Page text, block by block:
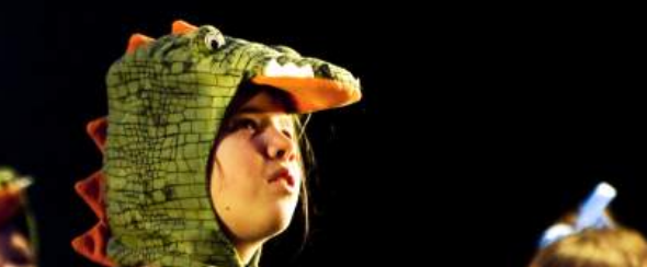
property: FusionBuilder::$post_card_data in
domains/zasekunde.pl/public_html/wp-
includes/lib/inc/templates/rollover.php
on line